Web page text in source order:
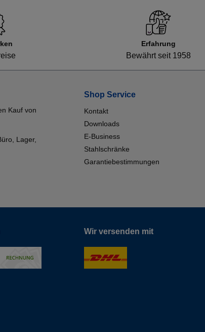
Erfahrung
Bewährt seit 1958
Kauf von
Lager,
Shop Service
Kontakt
Downloads
E-Business
Stahlschränke
Garantiebestimmungen
Wir versenden mit